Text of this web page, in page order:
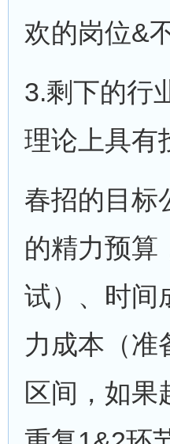
欢的岗位&
3.剩下的行
理论上具有
春招的目标
的精力预算
试）、时间
力成本（准
区间，如果